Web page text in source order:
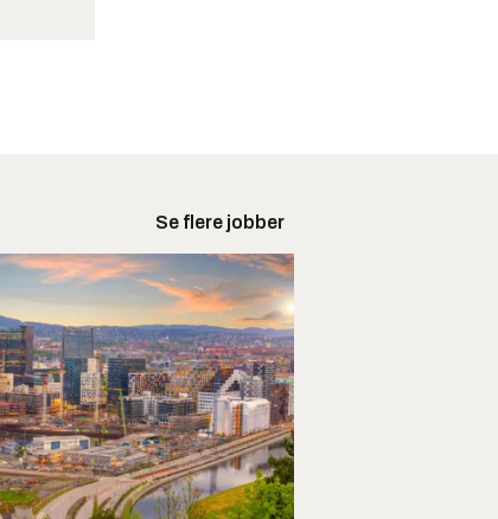
Se flere jobber